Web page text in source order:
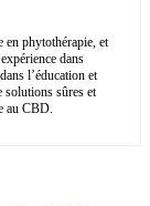
en phytothérapie, et
dans
l’éducation et
solutions sûres et
au CBD.